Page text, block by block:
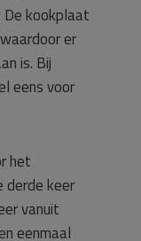
kookplaat
er
is. Bij
eens voor
het
derde keer
vanuit
eenmaal